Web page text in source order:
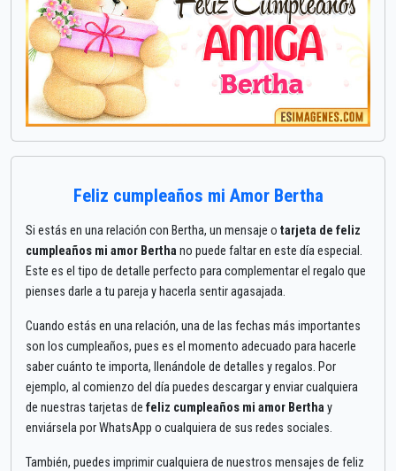
Feliz cumpleaños mi Amor Bertha
Si estás en una relación con Bertha, un mensaje o tarjeta de feliz
cumpleaños mi amor Bertha no puede faltar en este día especial.
Este es el tipo de detalle perfecto para complementar el regalo que
pienses darle a tu pareja y hacerla sentir agasajada.
Cuando estás en una relación, una de las fechas más importantes
son los cumpleaños, pues es el momento adecuado para hacerle
saber cuánto te importa, llenándole de detalles y regalos. Por
ejemplo, al comienzo del día puedes descargar y enviar cualquiera
de nuestras tarjetas de feliz cumpleaños mi amor Bertha y
enviársela por WhatsApp o cualquiera de sus redes sociales.
También, puedes imprimir cualquiera de nuestros mensajes de feliz